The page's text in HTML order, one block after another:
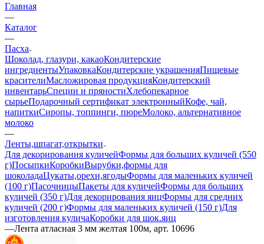
Главная
—
Каталог
—
Пасха
Шоколад, глазури, какаоКондитерские
ингредиентыУпаковкаКондитерские украшенияПищевые
красителиМасложировая продукцияКондитерский
инвентарьСпеции и пряностиХлебопекарное
сырьеПодарочный сертификат электронныйКофе, чай,
напиткиСиропы, топпинги, пюреМолоко, альтернативное
молоко
—
Ленты,шпагат,открытки
Для декорирования куличейФормы для больших куличей (550
г)ПосыпкиКоробкиВырубки,формы для
шоколадаЦукаты,орехи,ягодыФормы для маленьких куличей
(100 г)ПасочницыПакеты для куличейФормы для больших
куличей (350 г)Для декорирования яицФормы для средних
куличей (200 г)Формы для маленьких куличей (150 г)Для
изготовления куличаКоробки для шок.яиц
—Лента атласная 3 мм желтая 100м, арт. 10696